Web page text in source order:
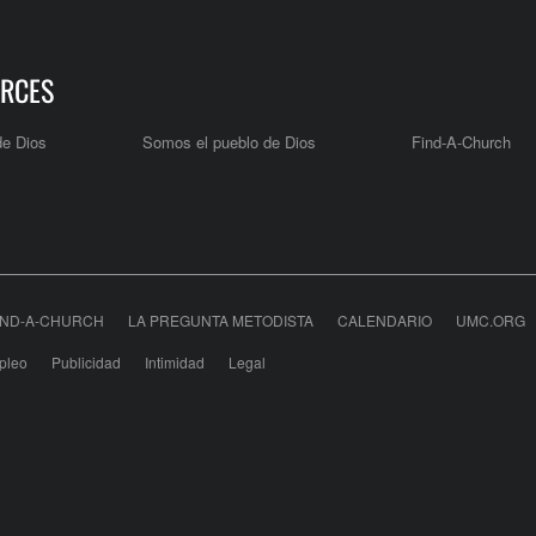
Dios Somos el pueblo de Dios Find-A-Church
A-CHURCH LA PREGUNTA METODISTA CALENDARIO UMC.ORG
Publicidad Intimidad Legal